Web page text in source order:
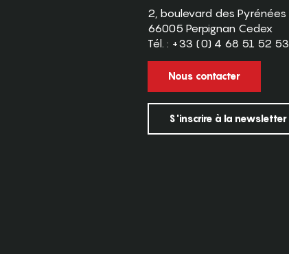
2, boulevard des Pyrénées
66005 Perpignan Cedex
Tél. : +33 (0) 4 68 51 52 53
Nous contacter
S'inscrire à la newsletter